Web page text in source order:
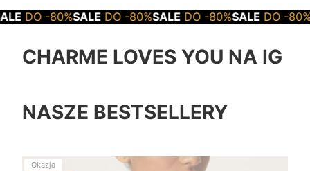
SALE DO -80%SALE DO -80%SALE DO -80%SALE DO -
CHARME LOVES YOU NA IG
NASZE BESTSELLERY
Okazja